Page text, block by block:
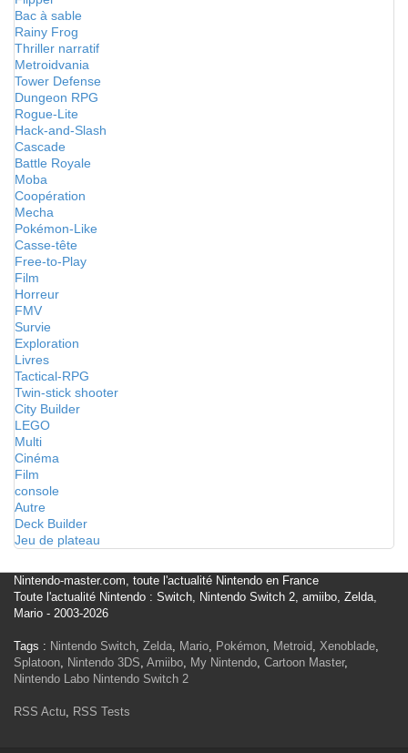
Bac à sable
Rainy Frog
Thriller narratif
Metroidvania
Tower Defense
Dungeon RPG
Rogue-Lite
Hack-and-Slash
Cascade
Battle Royale
Moba
Coopération
Mecha
Pokémon-Like
Casse-tête
Free-to-Play
Film
Horreur
FMV
Survie
Exploration
Livres
Tactical-RPG
Twin-stick shooter
City Builder
LEGO
Multi
Cinéma
Film
console
Autre
Deck Builder
Jeu de plateau
Nintendo-master.com, toute l'actualité Nintendo en France
Toute l'actualité Nintendo : Switch, Nintendo Switch 2, amiibo, Zelda,
Mario - 2003-2026
Tags : Nintendo Switch, Zelda, Mario, Pokémon, Metroid, Xenoblade,
Splatoon, Nintendo 3DS, Amiibo, My Nintendo, Cartoon Master,
Nintendo Labo Nintendo Switch 2
RSS Actu, RSS Tests